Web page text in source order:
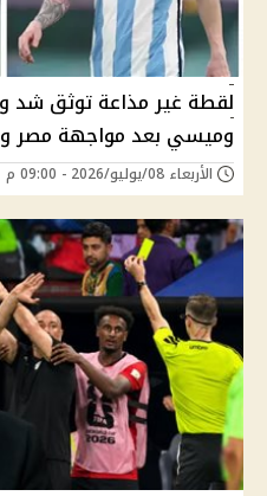
لقطة غير مذاعة توثق شد
وميسي بعد مواجهة مصر
الأربعاء 08/يوليو/2026 - 09:00 م